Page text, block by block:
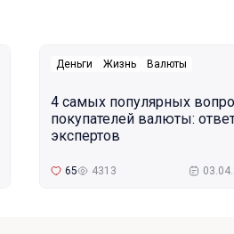
Деньги Жизнь Валюты
4 самых популярных
покупателей валюты:
экспертов
65 4313